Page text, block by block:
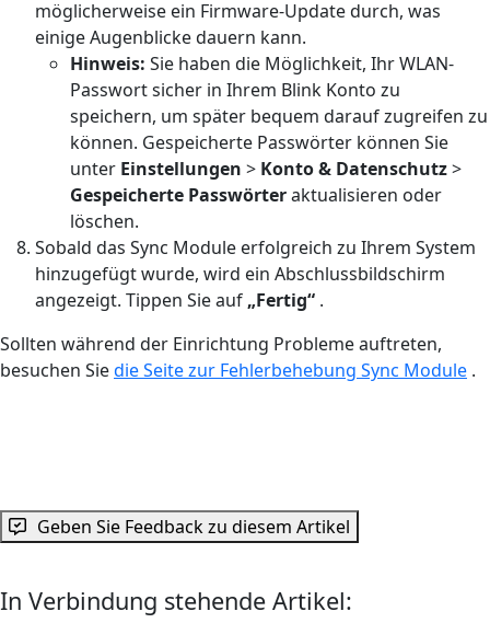
möglicherweise ein Firmware-Update durch, was
einige Augenblicke dauern kann.
Hinweis: Sie haben die Möglichkeit, Ihr WLAN-
Passwort sicher in Ihrem Blink Konto zu
speichern, um später bequem darauf zugreifen zu
können. Gespeicherte Passwörter können Sie
unter Einstellungen > Konto & Datenschutz>
Gespeicherte Passwörteraktualisieren oder
löschen.
Sobald das Sync Module erfolgreich zu Ihrem System
hinzugefügt wurde, wird ein Abschlussbildschirm
angezeigt. Tippen Sie auf „Fertig“ .
Sollten während der Einrichtung Probleme auftreten,
besuchen Siedie Seite zur Fehlerbehebung Sync Module .
Geben Sie Feedback zu diesem Artikel
In Verbindung stehende Artikel: